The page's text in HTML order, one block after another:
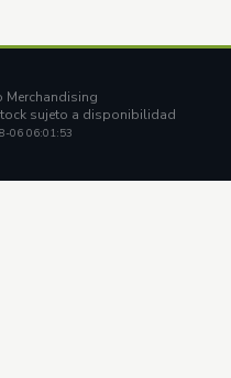
sujeto a disponibilidad
06 06:01:53